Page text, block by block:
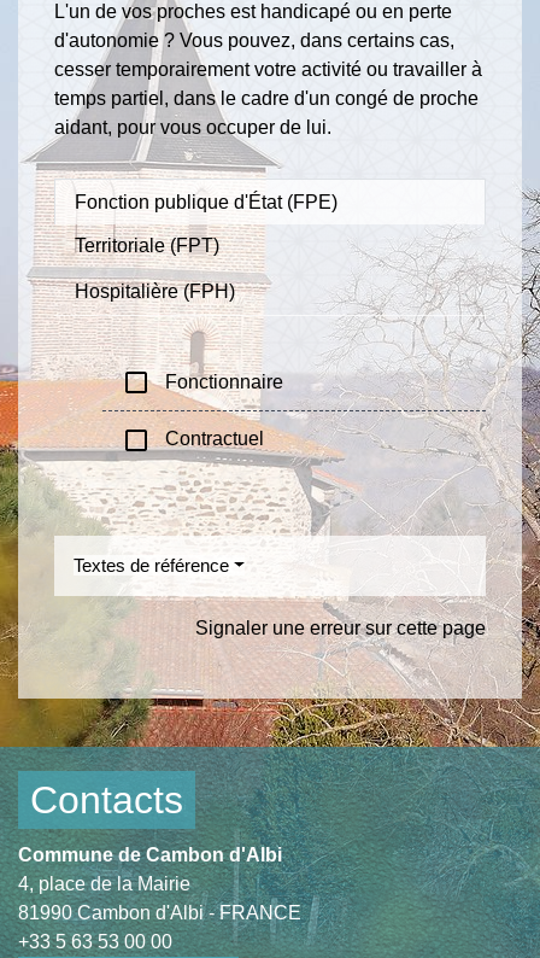
L'un de vos proches est handicapé ou en perte
d'autonomie ? Vous pouvez, dans certains cas,
cesser temporairement votre activité ou travailler à
temps partiel, dans le cadre d'un congé de proche
aidant, pour vous occuper de lui.
Fonction publique d'État (FPE)
Territoriale (FPT)
Hospitalière (FPH)
check_box_outline_blank Fonctionnaire
check_box_outline_blank Contractuel
Textes de référence
Signaler une erreur sur cette page
Contacts
Commune de Cambon d'Albi
4, place de la Mairie
81990 Cambon d'Albi - FRANCE
+33 5 63 53 00 00